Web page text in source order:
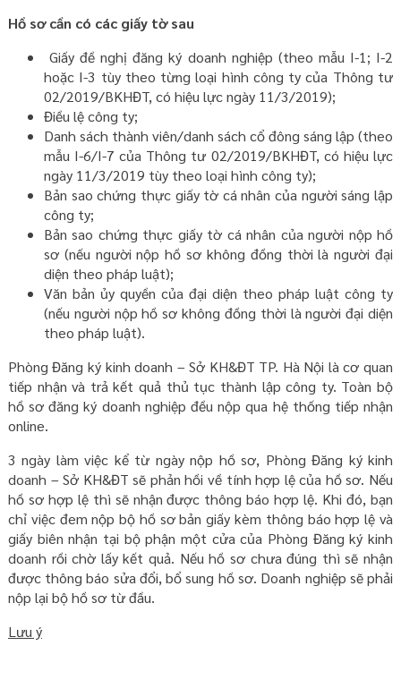
Hồ sơ cần có các giấy tờ sau
Giấy đề nghị đăng ký doanh nghiệp (theo mẫu I-1; I-2
hoặc I-3 tùy theo từng loại hình công ty của Thông tư
02/2019/BKHĐT, có hiệu lực ngày 11/3/2019);
Điều lệ công ty;
Danh sách thành viên/danh sách cổ đông sáng lập (theo
mẫu I-6/I-7 của Thông tư 02/2019/BKHĐT, có hiệu lực
ngày 11/3/2019 tùy theo loại hình công ty);
Bản sao chứng thực giấy tờ cá nhân của người sáng lập
công ty;
Bản sao chứng thực giấy tờ cá nhân của người nộp hồ
sơ (nếu người nộp hồ sơ không đồng thời là người đại
diện theo pháp luật);
Văn bản ủy quyền của đại diện theo pháp luật công ty
(nếu người nộp hồ sơ không đồng thời là người đại diện
theo pháp luật).
Phòng Đăng ký kinh doanh – Sở KH&ĐT TP. Hà Nội là cơ quan
tiếp nhận và trả kết quả thủ tục thành lập công ty. Toàn bộ
hồ sơ đăng ký doanh nghiệp đều nộp qua hệ thống tiếp nhận
online.
3 ngày làm việc kể từ ngày nộp hồ sơ, Phòng Đăng ký kinh
doanh – Sở KH&ĐT sẽ phản hồi về tính hợp lệ của hồ sơ. Nếu
hồ sơ hợp lệ thì sẽ nhận được thông báo hợp lệ. Khi đó, bạn
chỉ việc đem nộp bộ hồ sơ bản giấy kèm thông báo hợp lệ và
giấy biên nhận tại bộ phận một cửa của Phòng Đăng ký kinh
doanh rồi chờ lấy kết quả. Nếu hồ sơ chưa đúng thì sẽ nhận
được thông báo sửa đổi, bổ sung hồ sơ. Doanh nghiệp sẽ phải
nộp lại bộ hồ sơ từ đầu.
Lưu ý